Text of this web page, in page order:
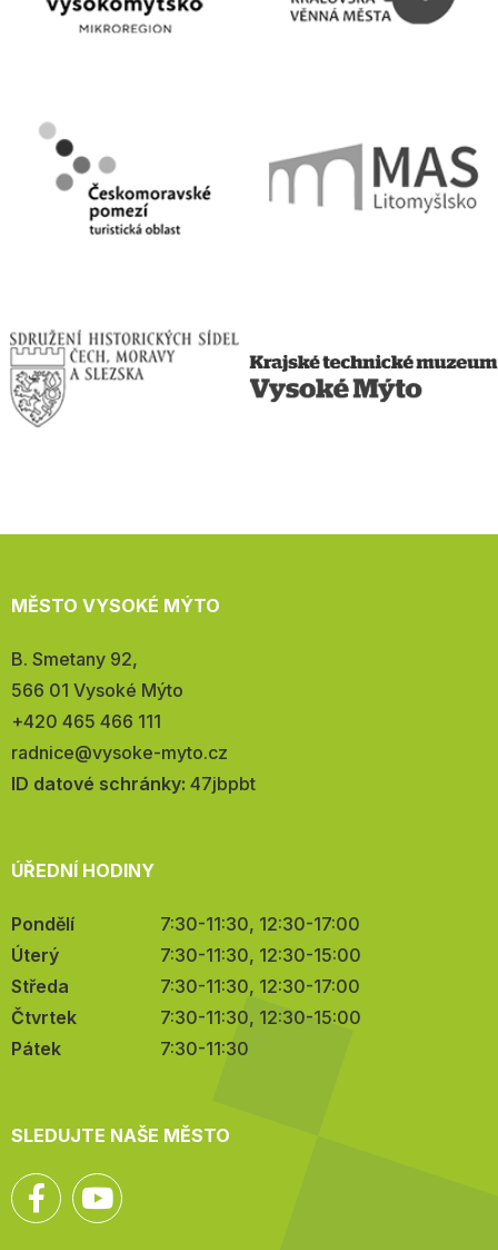
MĚSTO VYSOKÉ MÝTO
Adresa:
B. Smetany 92,
566 01 Vysoké Mýto
Telefon:
+420 465 466 111
E-
mail:
radnice@vysoke-myto.cz
ID datové schránky: 47jbpbt
ÚŘEDNÍ HODINY
Pondělí
7:30-11:30, 12:30-17:00
Úterý
7:30-11:30, 12:30-15:00
Středa
7:30-11:30, 12:30-17:00
Čtvrtek
7:30-11:30, 12:30-15:00
Pátek
7:30-11:30
SLEDUJTE NAŠE MĚSTO
Facebook